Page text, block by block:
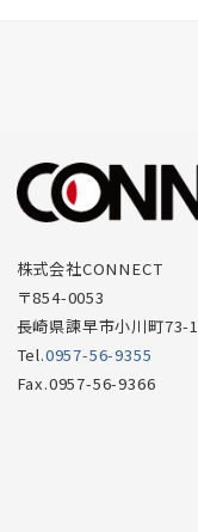
株式会社CONNECT
〒854-0053
長崎県諫早市小川町73-1
Tel.0957-56-9355
Fax.0957-56-9366